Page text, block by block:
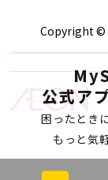
公式ア
困ったとき
もっと気
Copyright ©